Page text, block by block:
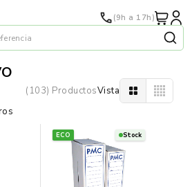
›
(9h a 17h)
(103) ProductosVista
ECO Stock